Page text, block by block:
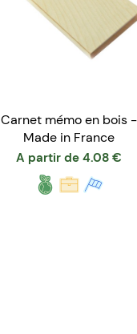
Carnet mémo en bois -
Made in France
A partir de 4.08 €